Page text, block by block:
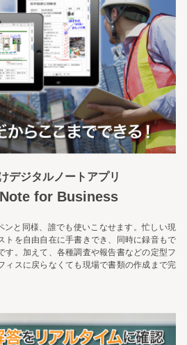
デジタルノートアプリ
for Business
ンと同様、誰でも使いこなせます。忙しい現
トを自由自在に手書きでき、同時に録音もで
す。加えて、各種調査や報告書などの定型フ
ィスに戻らなくても現場で書類の作成まで完